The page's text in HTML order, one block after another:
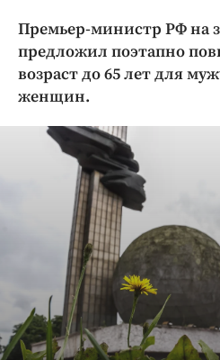
Благоустройство
Криминал
Культура
Недвижимость и
Образование
Общество
Погода
Праздники
Происшествия
Спорт
Экономика и бизнес
ПРОЕКТЫ
Премьер-министр РФ на
предложил поэтапно
возраст до 65 лет для
женщин.